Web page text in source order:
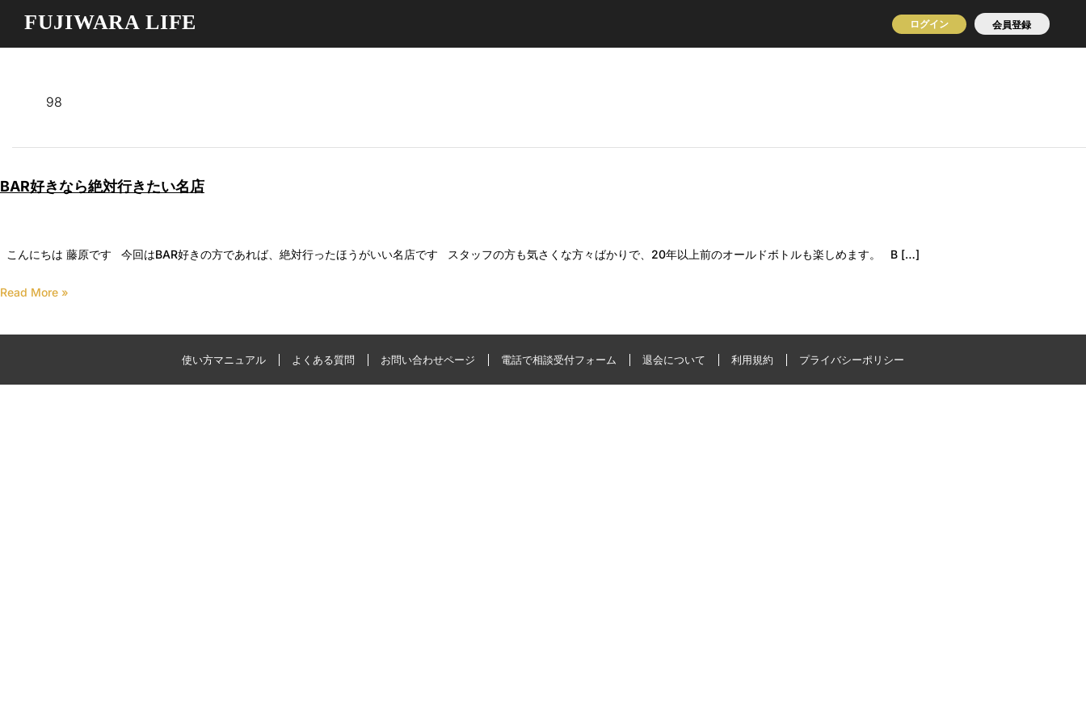
FUJIWARA LIFE ログイン 会員登録
98
BAR好きなら絶対行きたい名店
こんにちは 藤原です 今回はBAR好きの方であれば、絶対行ったほうがいい名店です スタッフの方も気さくな方々ばかりで、20年以上前のオールドボトルも楽しめます。 B […]
Read More »
使い方マニュアル よくある質問 お問い合わせページ 電話で相談受付フォーム 退会について 利用規約 プライバシーポリシー